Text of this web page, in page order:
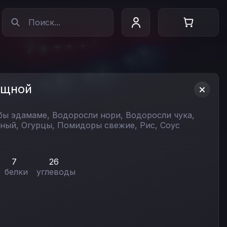
эдамаме, Водоросли нори, Водоросли чука,
Огурцы, Помидоры свежие, Рис,Соус
7
белки
26
углеводы